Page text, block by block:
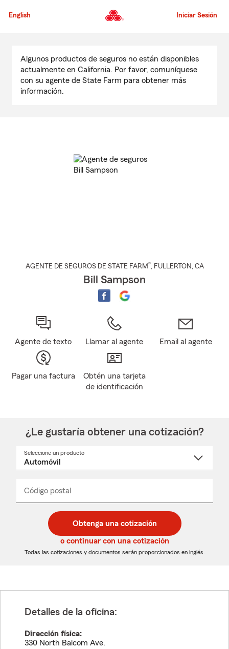
al
principal
English Iniciar Sesión
contenido
principal
Algunos productos de seguros no están disponibles
actualmente en California. Por favor, comuníquese
con su agente de State Farm para obtener más
información.
AGENTE DE SEGUROS DE STATE FARM®, FULLERTON , CA
Bill Sampson
Agente de texto Llamar al agente Email al agente
Pagar una factura
Obtén una tarjeta
de identificación
¿Le gustaría obtener una cotización?
Seleccione un producto
desplegable
Código postal
de
5
dígitos
de
5
dígitos
_____
Obtenga una cotización
o continuar con una cotización
Todas las cotizaciones y documentos serán proporcionados en inglés.
Detalles de la oficina:
Dirección física:
330 North Balcom Ave.